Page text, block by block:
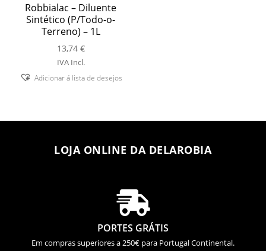
Robbialac – Diluente
Sintético (P/Todo-o-
Terreno) – 1L
13,74 €
IVA Incl.
Adicionar á lista de desejos
LOJA ONLINE DA DELAROBIA

PORTES GRÁTIS
Em compras superiores a 250€ para Portugal Continental.